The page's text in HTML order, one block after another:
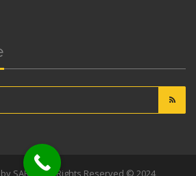
SARKA. All Rights Reserved © 2024